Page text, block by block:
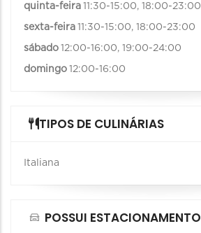
quinta-feira 11:30-15:00, 18:00-23:00
sexta-feira 11:30-15:00, 18:00-23:00
sábado 12:00-16:00, 19:00-24:00
domingo 12:00-16:00
TIPOS DE CULINÁRIAS
Italiana
POSSUI ESTACIONAMENTO